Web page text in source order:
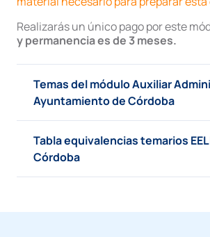
Realizarás un único pago por este
y permanencia es de 3 meses.
Temas del módulo Auxiliar
Ayuntamiento de Córdoba
Tabla equivalencias temarios
Córdoba